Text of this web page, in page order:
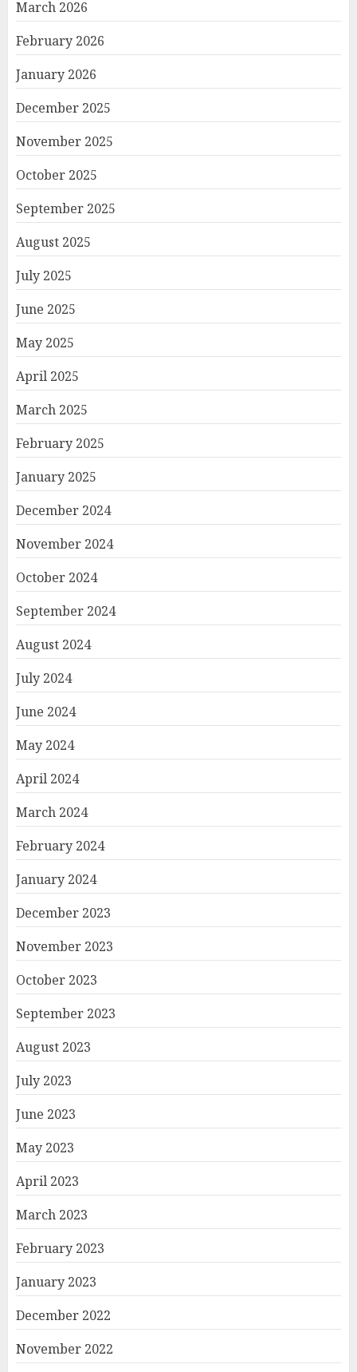
March 2026
February 2026
January 2026
December 2025
November 2025
October 2025
September 2025
August 2025
July 2025
June 2025
May 2025
April 2025
March 2025
February 2025
January 2025
December 2024
November 2024
October 2024
September 2024
August 2024
July 2024
June 2024
May 2024
April 2024
March 2024
February 2024
January 2024
December 2023
November 2023
October 2023
September 2023
August 2023
July 2023
June 2023
May 2023
April 2023
March 2023
February 2023
January 2023
December 2022
November 2022